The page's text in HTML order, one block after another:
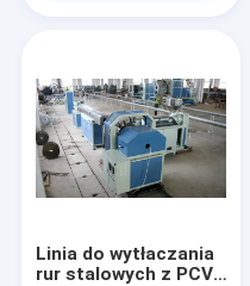
Linia do wytłaczania
rur stalowych z PCV,